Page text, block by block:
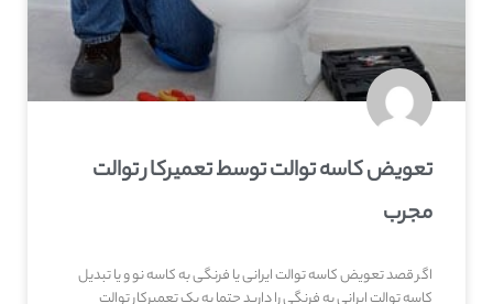
تعویض کاسه توالت توسط تعمیرکار توالت
مجرب
اگر قصد تعویض کاسه توالت ایرانی یا فرنگی به کاسه نو و یا تبدیل
کاسه توالت ایرانی به فرنگی را دارید حتما به یک تعمیرکار توالت